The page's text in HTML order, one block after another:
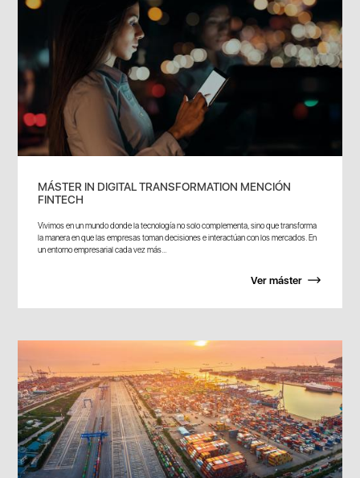
MÁSTER IN DIGITAL TRANSFORMATION MENCIÓN
FINTECH
Vivimos en un mundo donde la tecnología no solo complementa, sino que transforma
la manera en que las empresas toman decisiones e interactúan con los mercados. En
un entorno empresarial cada vez más...
Ver máster